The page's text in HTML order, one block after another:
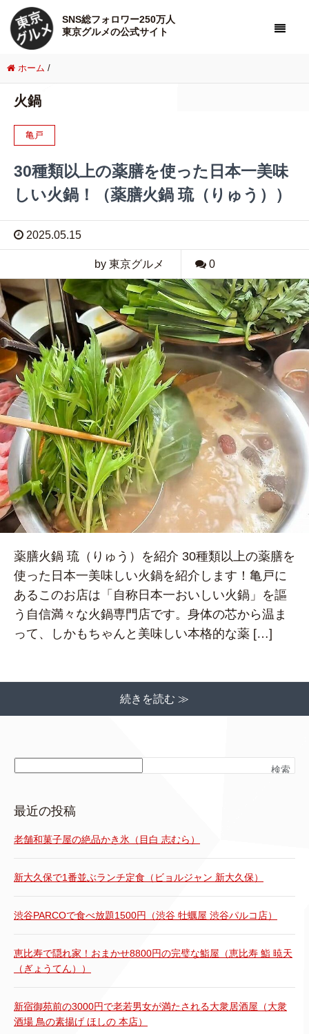
SNS総フォロワー250万人
東京グルメの公式サイト
ホーム /
火鍋
亀戸
30種類以上の薬膳を使った日本一美味
しい火鍋！（薬膳火鍋 琉（りゅう））
2025.05.15
by 東京グルメ 0
薬膳火鍋 琉（りゅう）を紹介 30種類以上の薬膳を
使った日本一美味しい火鍋を紹介します！亀戸に
あるこのお店は「自称日本一おいしい火鍋」を謳
う自信満々な火鍋専門店です。身体の芯から温ま
って、しかもちゃんと美味しい本格的な薬 […]
続きを読む ≫
検索
最近の投稿
老舗和菓子屋の絶品かき氷（目白 志むら）
新大久保で1番並ぶランチ定食（ビョルジャン 新大久保）
渋谷PARCOで食べ放題1500円（渋谷 牡蠣屋 渋谷パルコ店）
恵比寿で隠れ家！おまかせ8800円の完璧な鮨屋（恵比寿 鮨 暁天
（ぎょうてん））
新宿御苑前の3000円で老若男女が満たされる大衆居酒屋（大衆
酒場 鳥の素揚げ ほしの 本店）